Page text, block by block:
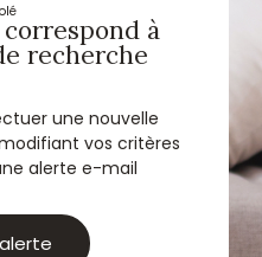
à
recherche
une nouvelle
vos critères
alerte e-mail